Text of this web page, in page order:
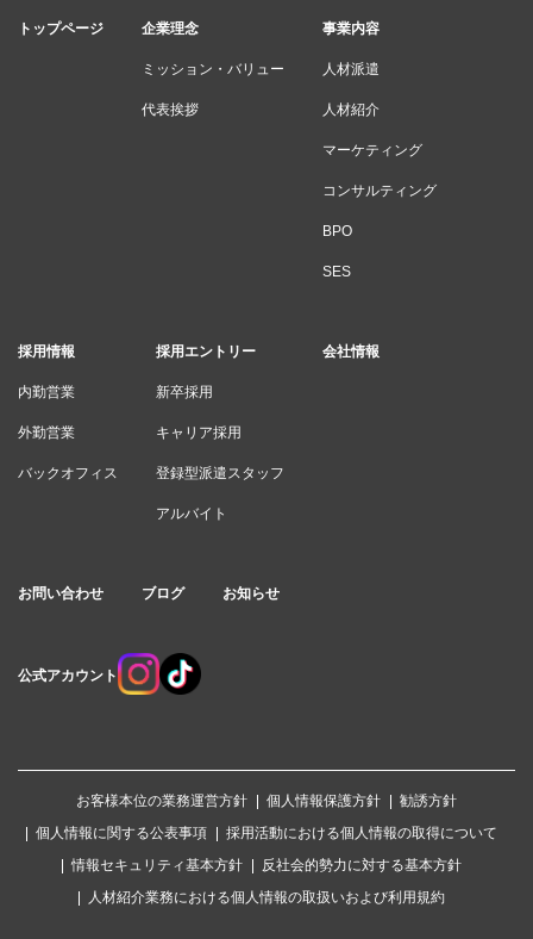
トップページ 企業理念
ミッション・バリュー
代表挨拶
事業内容
人材派遣
人材紹介
マーケティング
コンサルティング
BPO
SES
採用情報
内勤営業
外勤営業
バックオフィス
採用エントリー
新卒採用
キャリア採用
登録型派遣スタッフ
アルバイト
会社情報
お問い合わせ ブログ お知らせ
公式アカウント
お客様本位の業務運営方針 個人情報保護方針
勧誘方針
個人情報に関する公表事項
採用活動における個人情報の取得について
情報セキュリティ基本方針
反社会的勢力に対する基本方針
人材紹介業務における個人情報の取扱いおよび利用規約